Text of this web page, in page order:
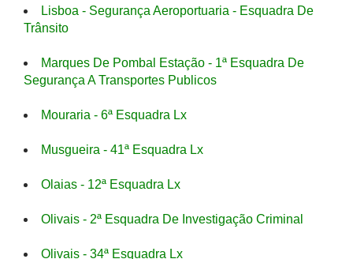
Lisboa - Segurança Aeroportuaria - Esquadra De
Trânsito
Marques De Pombal Estação - 1ª Esquadra De
Segurança A Transportes Publicos
Mouraria - 6ª Esquadra Lx
Musgueira - 41ª Esquadra Lx
Olaias - 12ª Esquadra Lx
Olivais - 2ª Esquadra De Investigação Criminal
Olivais - 34ª Esquadra Lx